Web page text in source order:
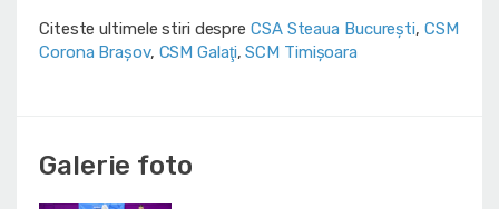
Citeste ultimele stiri despre CSA Steaua București, CSM
Corona Braşov, CSM Galaţi,SCM Timișoara
Galerie foto